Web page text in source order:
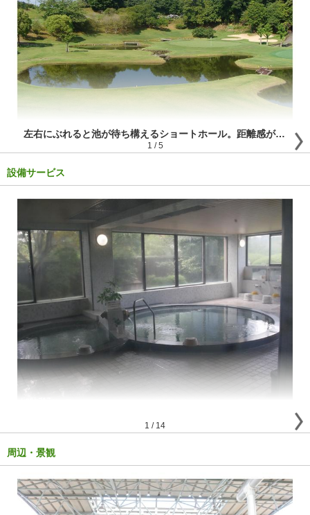
左右にぶれると池が待ち構えるショートホール。距離感がキーポイント！
1 /5
設備サービス
1 / 14
周辺・景観